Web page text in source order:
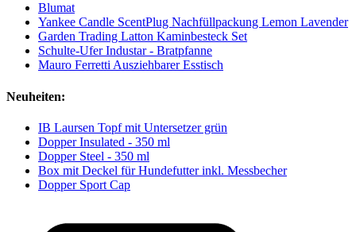
Blumat
Yankee Candle ScentPlug Nachfüllpackung Lemon Lavender
Garden Trading Latton Kaminbesteck Set
Schulte-Ufer Industar - Bratpfanne
Mauro Ferretti Ausziehbarer Esstisch
Neuheiten:
IB Laursen Topf mit Untersetzer grün
Dopper Insulated - 350 ml
Dopper Steel - 350 ml
Box mit Deckel für Hundefutter inkl. Messbecher
Dopper Sport Cap